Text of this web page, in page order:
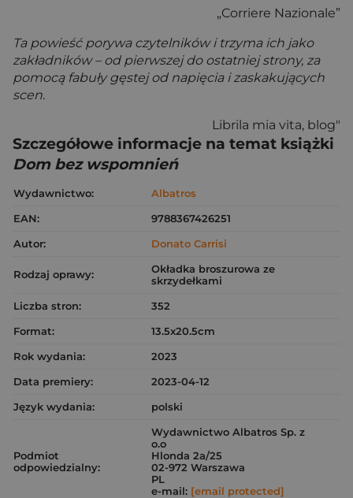
„Corriere Nazionale”
Ta powieść porywa czytelników i trzyma ich jako
zakładników – od pierwszej do ostatniej strony, za
pomocą fabuły gęstej od napięcia i zaskakujących
scen.
Librila mia vita, blog"
Szczegółowe informacje na temat książki
Dom bez wspomnień
Wydawnictwo:
Albatros
EAN:
9788367426251
Autor:
Donato Carrisi
Rodzaj oprawy:
Okładka broszurowa ze
skrzydełkami
Liczba stron:
352
Format:
13.5x20.5cm
Rok wydania:
2023
Data premiery:
2023-04-12
Język wydania:
polski
Podmiot
odpowiedzialny:
Wydawnictwo Albatros Sp. z
o.o
Hlonda 2a/25
02-972 Warszawa
PL
e-mail: [email protected]